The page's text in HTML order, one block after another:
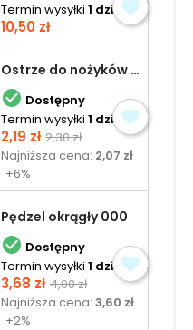
Termin wysyłki 1 dzień
Cena
10,50 zł
Ostrze do nożyków Excel
 Dostępny
Termin wysyłki 1 dzień
Cena
2,19 zł Cena
podstawowa
2,30 zł
Najniższa cena: 2,07 zł
+6%
Pędzel okrągły 000
 Dostępny
Termin wysyłki 1 dzień
Cena
3,68 zł Cena
podstawowa
4,00 zł
Najniższa cena:3,60 zł
+2%